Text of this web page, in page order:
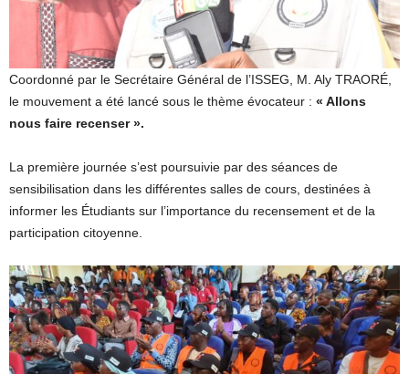
Coordonné par le Secrétaire Général de l’ISSEG, M. Aly TRAORÉ,
le mouvement a été lancé sous le thème évocateur : « Allons
nous faire recenser ».
La première journée s’est poursuivie par des séances de
sensibilisation dans les différentes salles de cours, destinées à
informer les Étudiants sur l’importance du recensement et de la
participation citoyenne.